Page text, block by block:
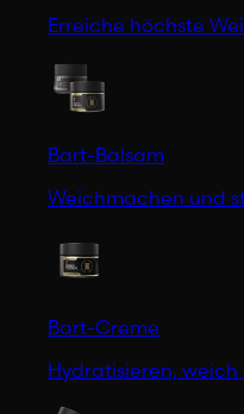
Erreiche höchste
Bart-Balsam
Weichmachen und
Bart-Creme
Hydratisieren,